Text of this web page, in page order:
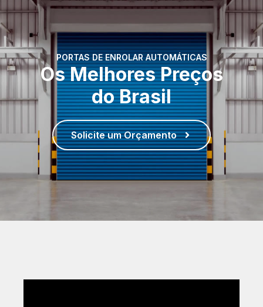
PORTAS DE ENROLAR AUTOMÁTICAS
Os Melhores Preços
do Brasil
Solicite um Orçamento